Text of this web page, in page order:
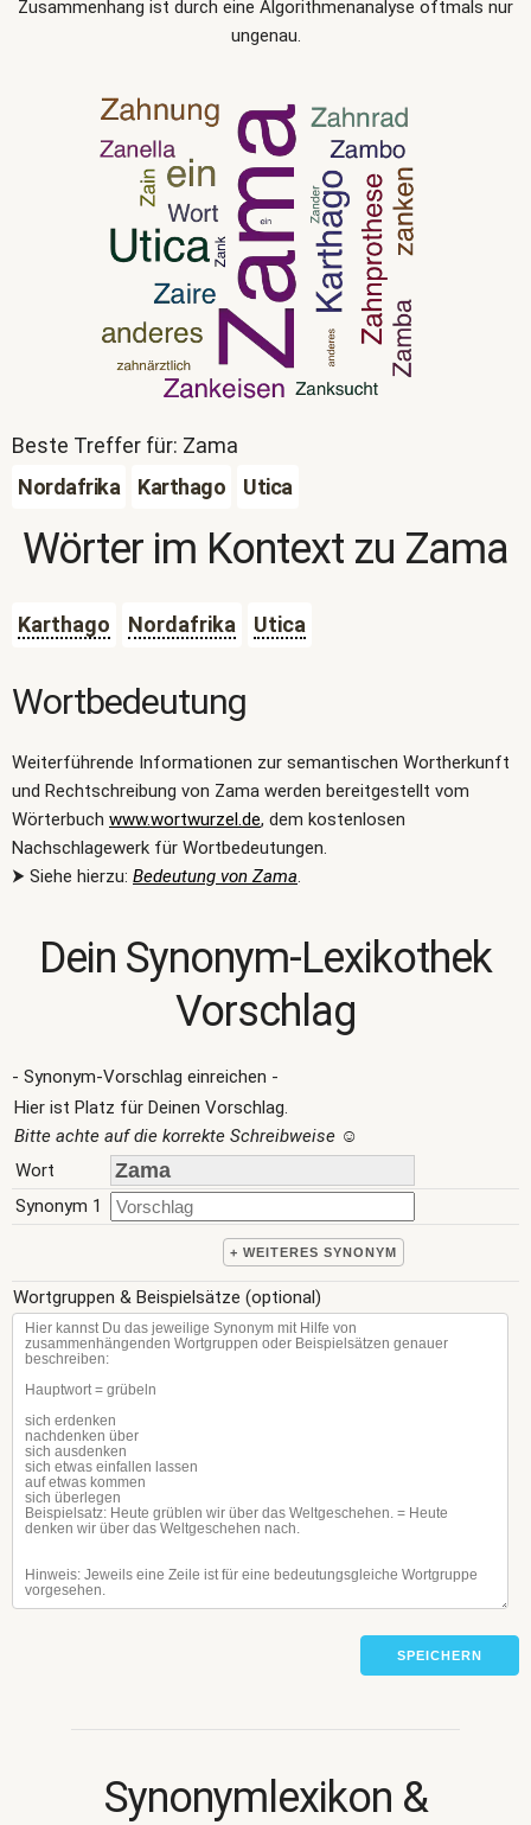
Zusammenhang ist durch eine Algorithmenanalyse oftmals nur
ungenau.
Beste Treffer für: Zama
Nordafrika
Karthago Utica
Wörter im Kontext zu Zama
Karthago Nordafrika Utica
Wortbedeutung
Weiterführende Informationen zur semantischen Wortherkunft
und Rechtschreibung von Zama werden bereitgestellt vom
Wörterbuch www.wortwurzel.de, dem kostenlosen
Nachschlagewerk für Wortbedeutungen.
⮞ Siehe hierzu: Bedeutung von Zama.
Dein Synonym-Lexikothek
Vorschlag
- Synonym-Vorschlag einreichen -
Hier ist Platz für Deinen Vorschlag.
Bitte achte auf die korrekte Schreibweise ☺
Wort
Synonym 1
+ WEITERES SYNONYM
Wortgruppen & Beispielsätze (optional)
SPEICHERN
Synonymlexikon &